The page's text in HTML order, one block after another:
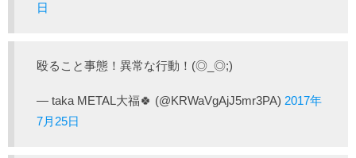
日
殴ること事態！異常な行動！(◎_◎;)
— taka METAL大福🍀 (@KRWaVgAjJ5mr3PA) 2017年
7月25日